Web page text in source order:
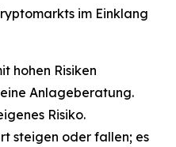
im Einklang
hohen Risiken
Anlageberatung.
Risiko.
steigen oder fallen; es